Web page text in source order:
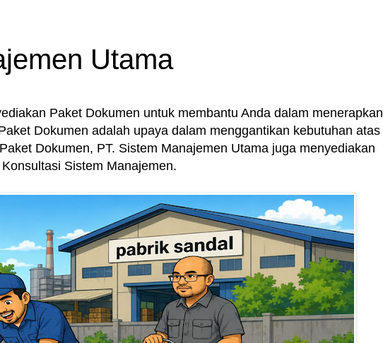
Utama
Paket Dokumen untuk membantu Anda dalam menerapkan
Dokumen adalah upaya dalam menggantikan kebutuhan atas
Dokumen, PT. Sistem Manajemen Utama juga menyediakan
Sistem Manajemen.